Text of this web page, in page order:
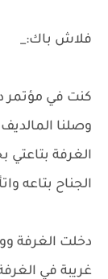
فلاش باك:_
كنت في مؤتمر
وصلنا
الغرفة بتاعتي
الجناح بتاعه
دخلت الغرفة
غريبة في